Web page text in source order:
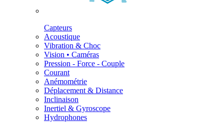
Capteurs
Acoustique
Vibration & Choc
Vision • Caméras
Pression - Force - Couple
Courant
Anémométrie
Déplacement & Distance
Inclinaison
Inertiel & Gyroscope
Hydrophones